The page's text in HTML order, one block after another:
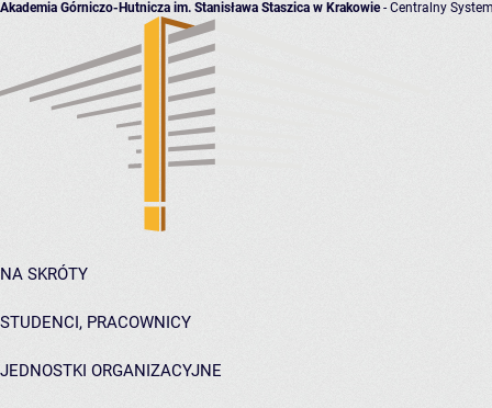
Akademia Górniczo-Hutnicza im. Stanisława Staszica w Krakowie- Centralny
NA SKRÓTY
STUDENCI, PRACOWNICY
JEDNOSTKI ORGANIZACYJNE